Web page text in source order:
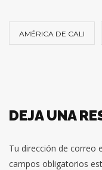
AMÉRICA DE CALI
DEJA UNA
Tu dirección de correo
campos obligatorios